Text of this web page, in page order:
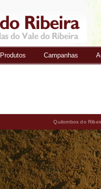
Produtos Campanhas
Quilombos do